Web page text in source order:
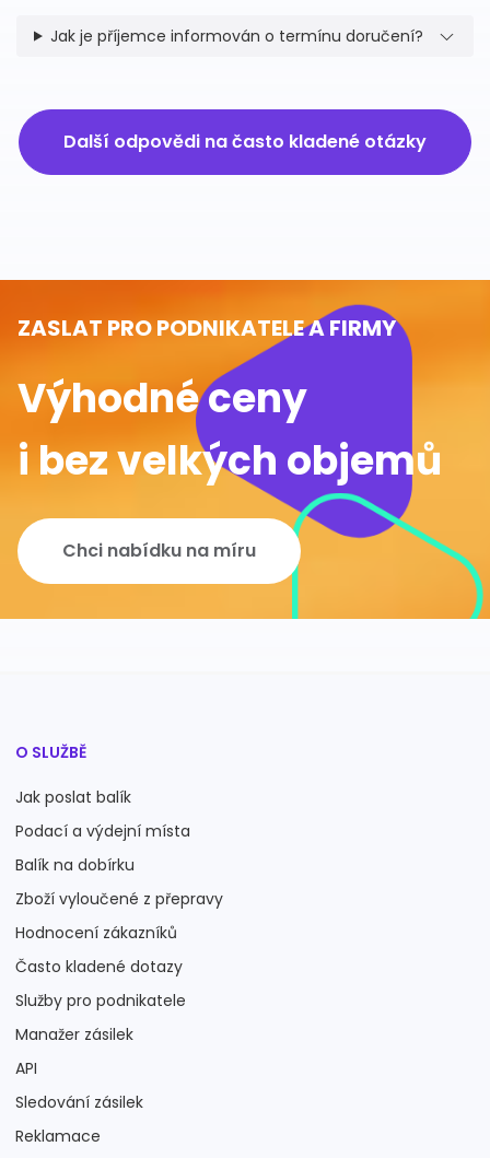
Jak je příjemce informován o termínu doručení?
Další odpovědi na často kladené otázky
ZASLAT PRO PODNIKATELE A FIRMY
Výhodné ceny
i bez velkých objemů
Chci nabídku na míru
O SLUŽBĚ
Jak poslat balík
Podací a výdejní místa
Balík na dobírku
Zboží vyloučené z přepravy
Hodnocení zákazníků
Často kladené dotazy
Služby pro podnikatele
Manažer zásilek
API
Sledování zásilek
Reklamace